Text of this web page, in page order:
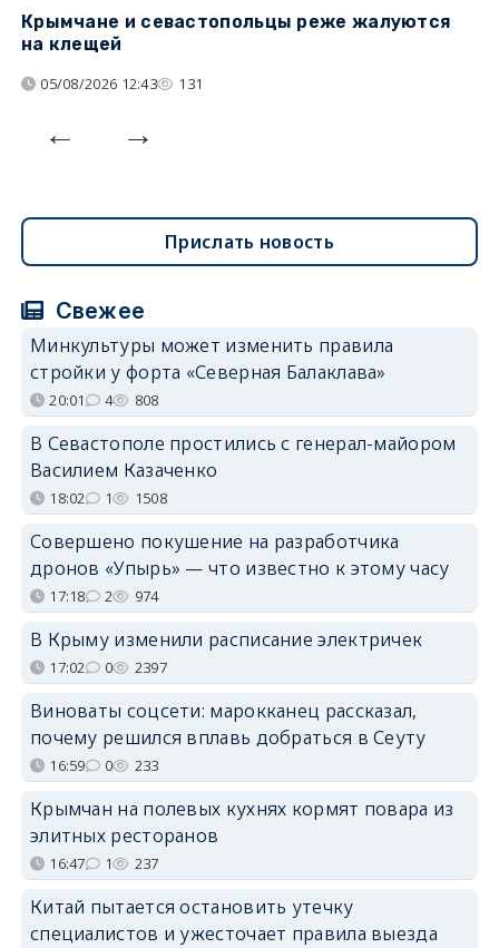
Крымчане и севастопольцы реже жалуются
на клещей
05/08/2026 12:43 131
Прислать новость
Свежее
Минкультуры может изменить правила
стройки у форта «Северная Балаклава»
20:01 4 808
В Севастополе простились с генерал-майором
Василием Казаченко
18:02 1 1508
Совершено покушение на разработчика
дронов «Упырь» — что известно к этому часу
17:18 2 974
В Крыму изменили расписание электричек
17:02 0 2397
Виноваты соцсети: марокканец рассказал,
почему решился вплавь добраться в Сеуту
16:59 0 233
Крымчан на полевых кухнях кормят повара из
элитных ресторанов
16:47 1 237
Китай пытается остановить утечку
специалистов и ужесточает правила выезда